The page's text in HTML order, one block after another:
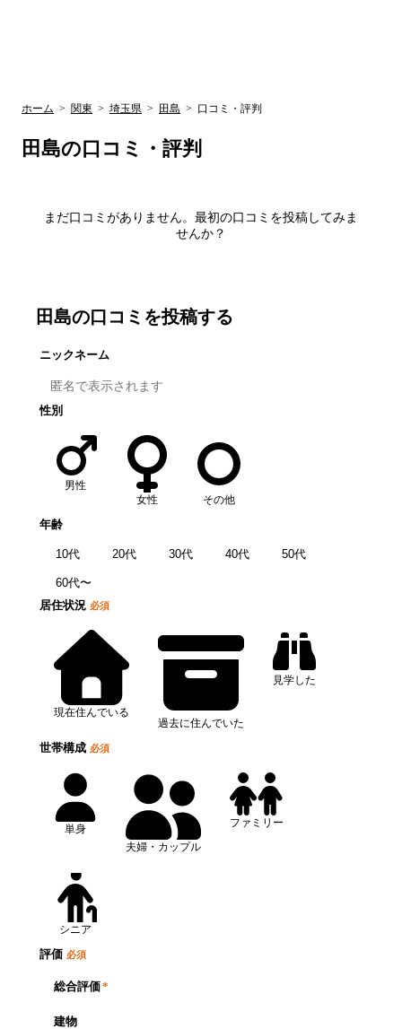
ホーム > 関東 > 埼玉県 > 田島 > 口コミ・評判
田島の口コミ・評判
まだ口コミがありません。最初の口コミを投稿してみま
せんか？
田島の口コミを投稿する
ニックネーム
性別
男性
女性
その他
年齢
10代 20代 30代 40代 50代
60代〜
居住状況 必須
現在住んでいる
過去に住んでいた
見学した
世帯構成 必須
単身
夫婦・カップル
ファミリー
シニア
評価 必須
総合評価*
建物